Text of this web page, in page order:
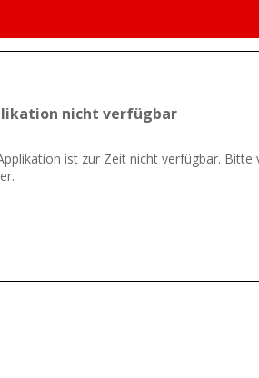
nicht verfügbar
ist zur Zeit nicht verfügbar. Bitte